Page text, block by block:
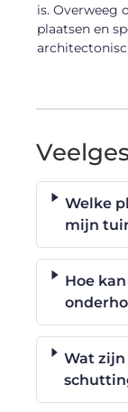
is. Overweeg
plaatsen en
Welke
mijn
Hoe
Wat zijn